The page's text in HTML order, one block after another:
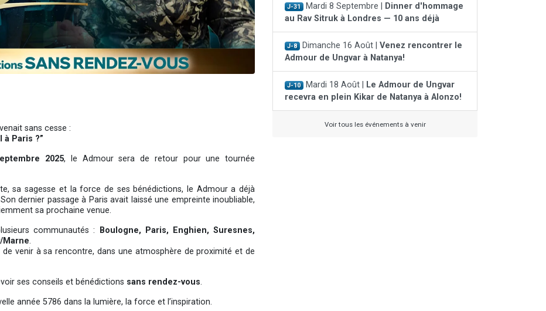
sans cesse :
Paris ?”
2025, le Admour sera de retour pour une tournée
sa sagesse et la force de ses bénédictions, le Admour a déjà
dernier passage à Paris avait laissé une empreinte inoubliable,
sa prochaine venue.
communautés :
Boulogne, Paris, Enghien, Suresnes,
Marne.
venir à sa rencontre, dans une atmosphère de proximité et de
ses conseils et bénédictions sans rendez-vous.
année 5786 dans la lumière, la force et l’inspiration.
J-31 Mardi 8 Septembre |
Dinner d'hommage
au Rav Sitruk à Londres — 10 ans déjà
J-8 Dimanche 16 Août | Venez rencontrer le
Admour de Ungvar à Natanya!
J-10 Mardi 18 Août |
Le Admour de Ungvar
recevra en plein Kikar de Natanya à Alonzo!
Voir tous les événements à venir